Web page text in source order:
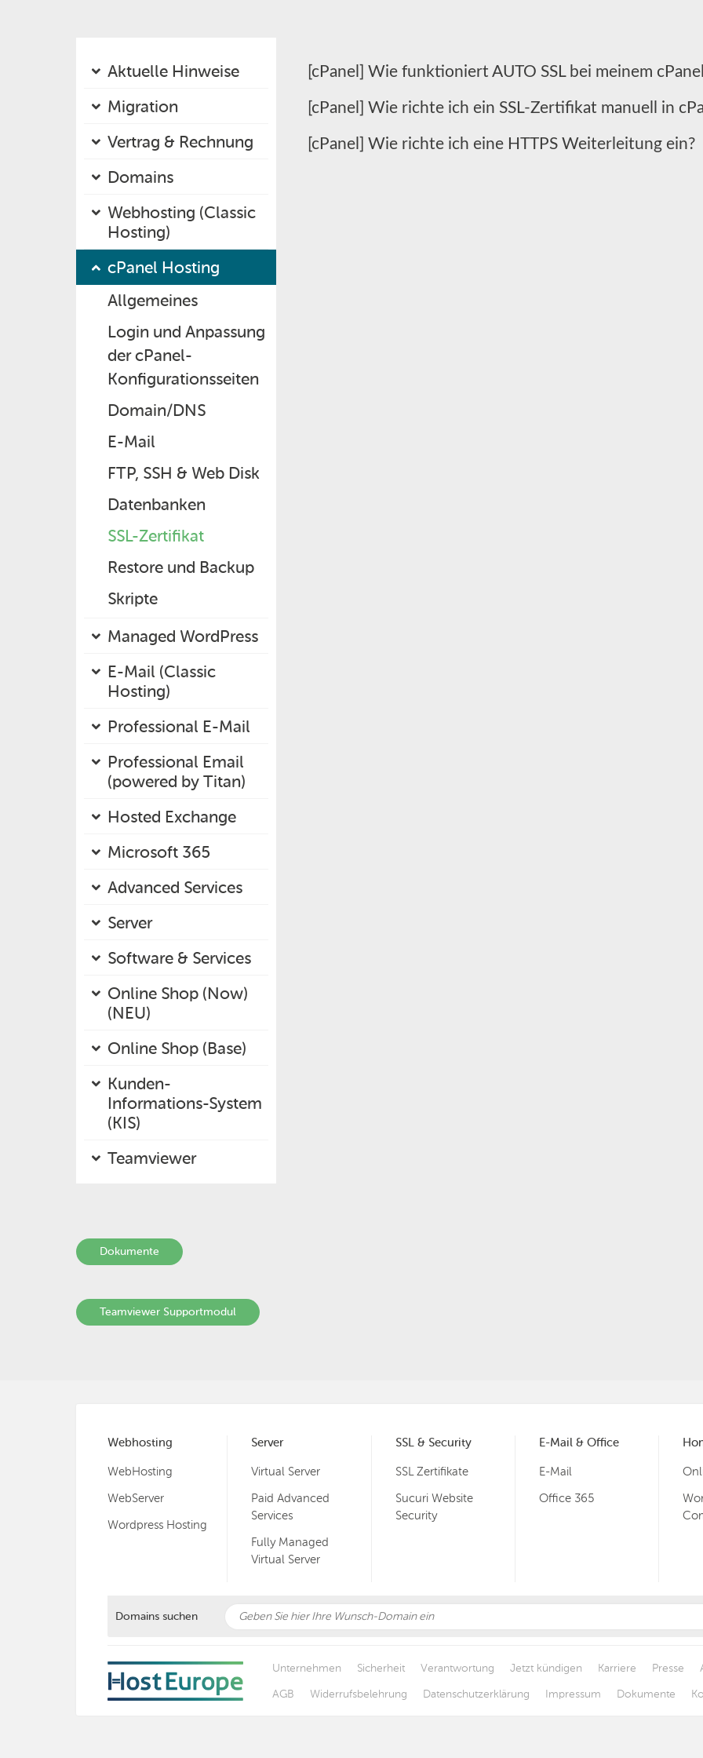
Aktuelle Hinweise
Migration
Vertrag & Rechnung
Domains
Webhosting (Classic
Hosting)
cPanel Hosting
Allgemeines
Login und Anpassung
der cPanel-
Konfigurationsseiten
Domain/DNS
E-Mail
FTP, SSH & Web Disk
Datenbanken
SSL-Zertifikat
Restore und Backup
Skripte
Managed WordPress
E-Mail (Classic
Hosting)
Professional E-Mail
Professional Email
(powered by Titan)
Hosted Exchange
Microsoft 365
Advanced Services
Server
Software & Services
Online Shop (Now)
(NEU)
Online Shop (Base)
Kunden-
Informations-System
(KIS)
Teamviewer
[cPanel] Wie funktioniert AUTO SSL bei meinem
[cPanel] Wie richte ich ein SSL-Zertifikat manuell in
[cPanel] Wie richte ich eine HTTPS Weiterleitung ein?
Dokumente
Teamviewer Supportmodul
Webhosting
WebHosting
WebServer
Wordpress Hosting
Server
Virtual Server
Paid Advanced
Services
Fully Managed
Virtual Server
SSL & Security
SSL Zertifikate
Sucuri Website
Security
E-Mail & Office
E-Mail
Office 365
Domains suchen
Unternehmen Sicherheit Verantwortung Jetzt kündigen Karriere Presse
AGB
Widerrufsbelehrung Datenschutzerklärung Impressum Dokumente